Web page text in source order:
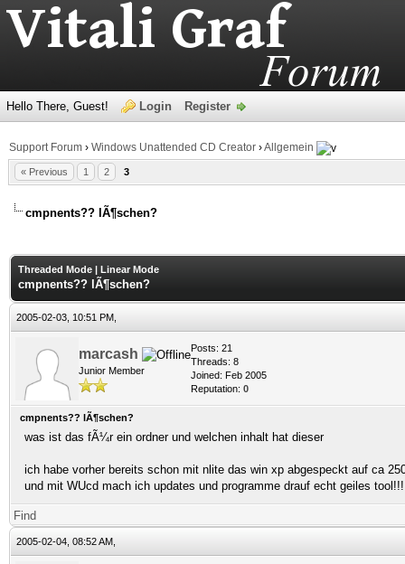
Hello There, Guest! Login Register
Support Forum › Windows Unattended CD Creator ›Allgemein
« Previous 1 2 3
cmpnents?? lÃ¶schen?
Threaded Mode | Linear Mode
cmpnents?? lÃ¶schen?
2005-02-03, 10:51 PM,
marcash
Junior Member
Posts: 21
Threads: 8
Joined: Feb 2005
Reputation: 0
cmpnents?? lÃ¶schen?
was ist das fÃ¼r ein ordner und welchen inhalt hat dieser
ich habe vorher bereits schon mit nlite das win xp abgespeckt auf ca
und mit WUcd mach ich updates und programme drauf echt geiles tool!!!
Find
2005-02-04, 08:52 AM,